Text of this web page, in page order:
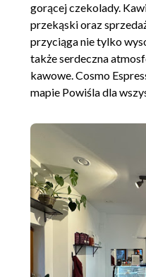
gorącej czekolady.
przekąski oraz
przyciąga nie tylko
także serdeczna
kawowe. Cosmo
mapie Powiśla dla